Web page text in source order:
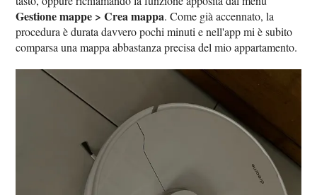
Gestione mappe > Crea mappa. Come già accennato, la
procedura è durata davvero pochi minuti e nell'app mi è subito
comparsa una mappa abbastanza precisa del mio appartamento.